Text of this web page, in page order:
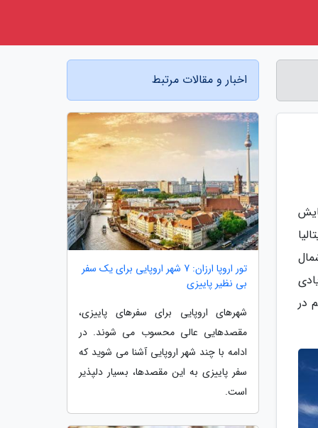
در
اخبار و مقالات مرتبط
تور اروپا ارزان: 7 شهر اروپایی برای یک سفر
بی نظیر پاییزی
شهرهای اروپایی برای سفرهای پاییزی،
مقصدهایی عالی محسوب می شوند. در
ادامه با چند شهر اروپایی آشنا می شوید که
سفر پاییزی به این مقصدها، بسیار دلپذیر
است.